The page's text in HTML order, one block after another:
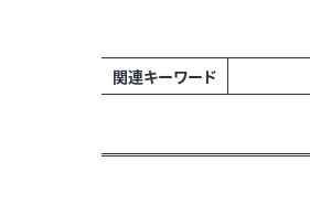
関連キーワード